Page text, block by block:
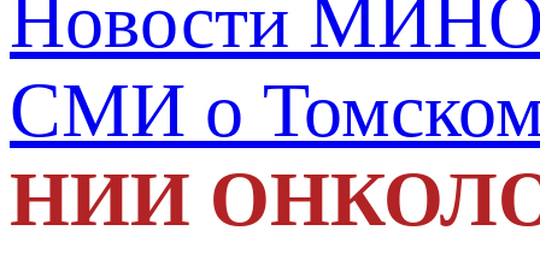
Новости
СМИ о
НИИ